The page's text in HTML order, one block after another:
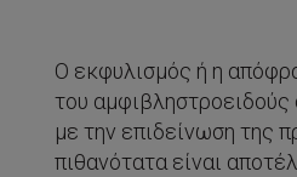
Ο εκφυλισμός ή η
του αμφιβληστροειδούς
με την επιδείνωση της
πιθανότατα είναι